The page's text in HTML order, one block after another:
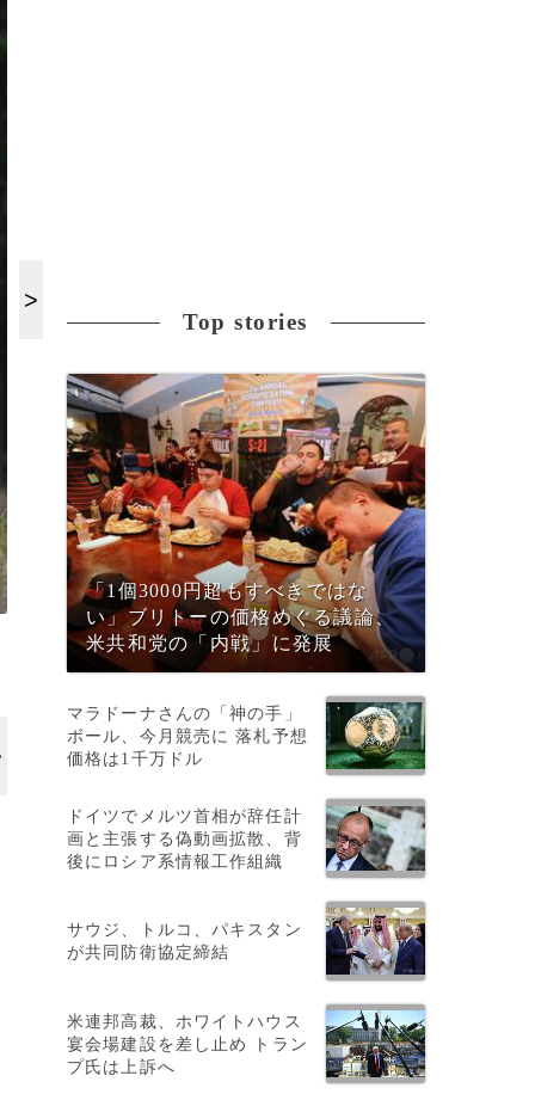
Top stories
「1個3000円超もすべきではな
い」ブリトーの価格めぐる議論、
米共和党の「内戦」に発展
マラドーナさんの「神の手」
ボール、今月競売に 落札予想
価格は1千万ドル
ドイツでメルツ首相が辞任計
画と主張する偽動画拡散、背
後にロシア系情報工作組織
サウジ、トルコ、パキスタン
が共同防衛協定締結
米連邦高裁、ホワイトハウス
宴会場建設を差し止め トラン
プ氏は上訴へ